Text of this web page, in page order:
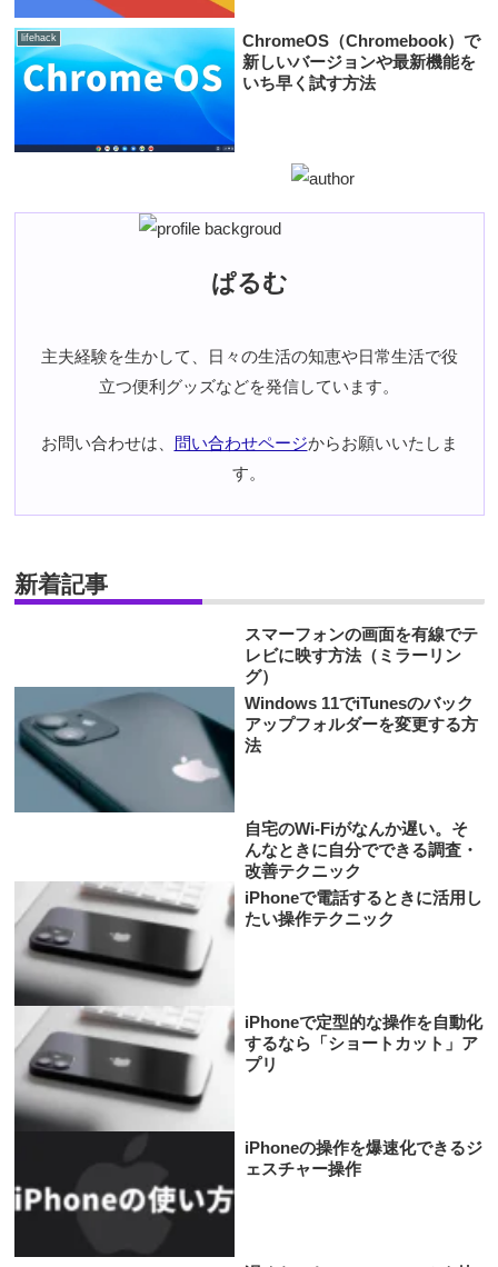
lifehack
ChromeOS（Chromebook）で
新しいバージョンや最新機能を
いち早く試す方法
ぱるむ
主夫経験を生かして、日々の生活の知恵や日常生活で役
立つ便利グッズなどを発信しています。
お問い合わせは、 問い合わせページからお願いいたしま
す。
新着記事
スマーフォンの画面を有線でテ
レビに映す方法（ミラーリン
グ）
Windows 11でiTunesのバック
アップフォルダーを変更する方
法
自宅のWi-Fiがなんか遅い。そ
んなときに自分でできる調査・
改善テクニック
iPhoneで電話するときに活用し
たい操作テクニック
iPhoneで定型的な操作を自動化
するなら「ショートカット」ア
プリ
iPhoneの操作を爆速化できるジ
ェスチャー操作